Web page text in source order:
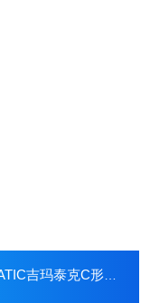
泰克C形槽模拟传感器